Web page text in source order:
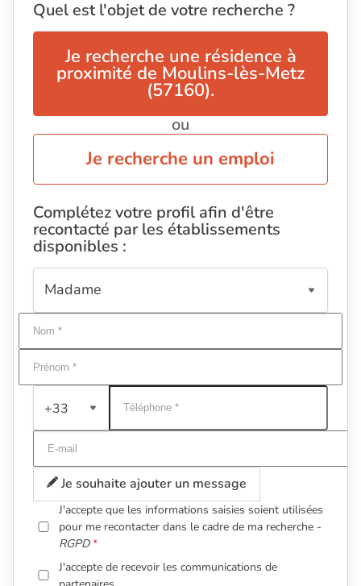
Quel est l'objet de votre recherche ?
Je recherche une résidence à
proximité de Moulins-lès-Metz
(57160).
ou
Je recherche un emploi
Complétez votre profil afin d'être
recontacté par les établissements
disponibles :
+33
Je souhaite ajouter un message
J'accepte que les informations saisies soient utilisées
pour me recontacter dans le cadre de ma recherche -
RGPD
J'accepte de recevoir les communications de